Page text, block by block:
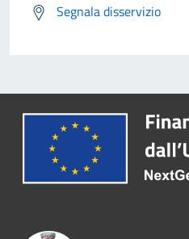
Segnala disservizio